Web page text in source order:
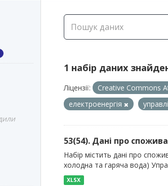
1 набір даних
Ліцензії: Creative Commons
електроенергія
53(54). Дані про
Набір містить дані про
холодна та гаряча вода)
XLSX